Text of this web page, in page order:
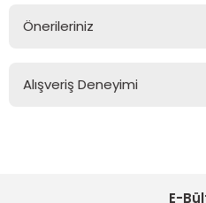
Önerileriniz
konularda yetersiz gördüğünüz
kullanarak tarafımıza iletebilirsiniz.
Alışveriş Deneyimi
E-